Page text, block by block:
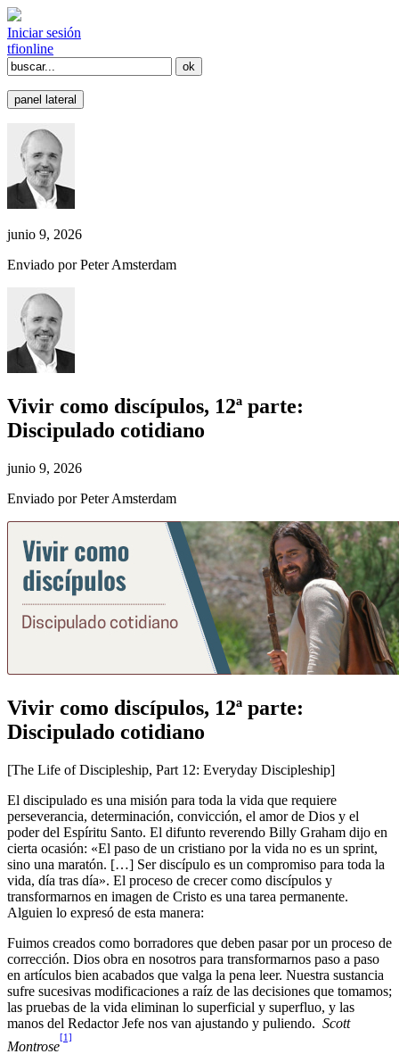
Iniciar sesión
tfionline
panel lateral
junio 9, 2026
Enviado por Peter Amsterdam
Vivir como discípulos, 12ª parte:
Discipulado cotidiano
junio 9, 2026
Enviado por Peter Amsterdam
Vivir como discípulos, 12ª parte:
Discipulado cotidiano
[The Life of Discipleship, Part 12: Everyday Discipleship]
El discipulado es una misión para toda la vida que requiere
perseverancia, determinación, convicción, el amor de Dios y el
poder del Espíritu Santo. El difunto reverendo Billy Graham dijo en
cierta ocasión: «El paso de un cristiano por la vida no es un sprint,
sino una maratón. […] Ser discípulo es un compromiso para toda la
vida, día tras día». El proceso de crecer como discípulos y
transformarnos en imagen de Cristo es una tarea permanente.
Alguien lo expresó de esta manera:
Fuimos creados como borradores que deben pasar por un proceso de
corrección. Dios obra en nosotros para transformarnos paso a paso
en artículos bien acabados que valga la pena leer. Nuestra sustancia
sufre sucesivas modificaciones a raíz de las decisiones que tomamos;
las pruebas de la vida eliminan lo superficial y superfluo, y las
manos del Redactor Jefe nos van ajustando y puliendo. Scott
Montrose
[1]